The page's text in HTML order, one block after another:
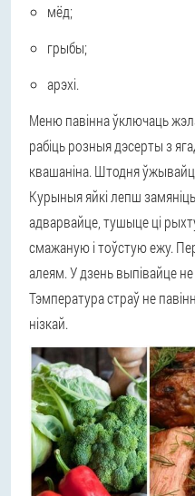
мёд;
грыбы;
арэхі.
Меню павінна ўключаць
рабіць розныя дэсерты з
квашаніна. Штодня
Курыныя яйкі лепш
адварвайце, тушыце ці
смажаную і тоўстую ежу.
алеям. У дзень выпівайце
Тэмпература страў не
нізкай.